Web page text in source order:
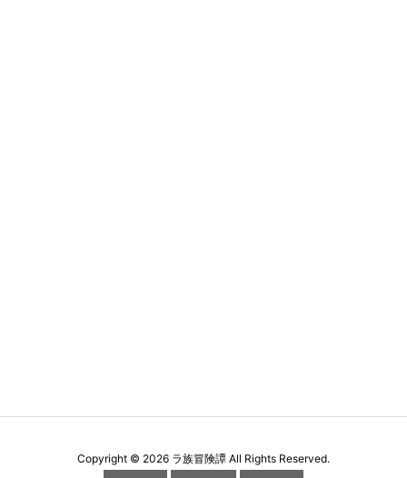
Copyright © 2026 ラ族冒険譚 All Rights Reserved.